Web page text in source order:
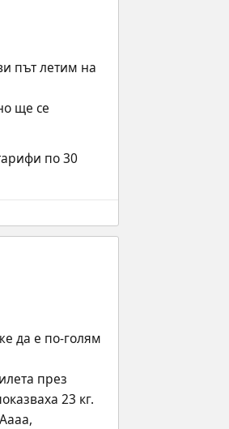
път летим на
ще се
по 30
да е по-голям
през
23 кг.